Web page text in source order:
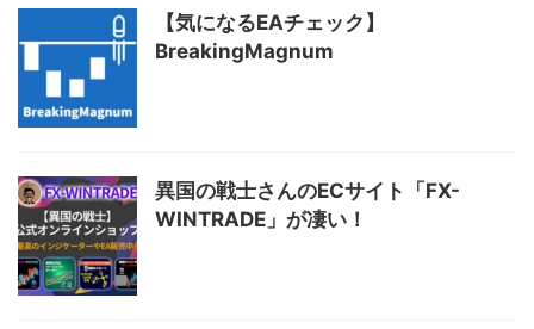
【気になるEAチェック】
BreakingMagnum
異国の戦士さんのECサイト「FX-
WINTRADE」が凄い！